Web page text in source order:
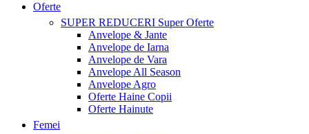
Oferte
SUPER REDUCERI Super Oferte
Anvelope & Jante
Anvelope de Iarna
Anvelope de Vara
Anvelope All Season
Anvelope Agro
Oferte Haine Copii
Oferte Hainute
Femei